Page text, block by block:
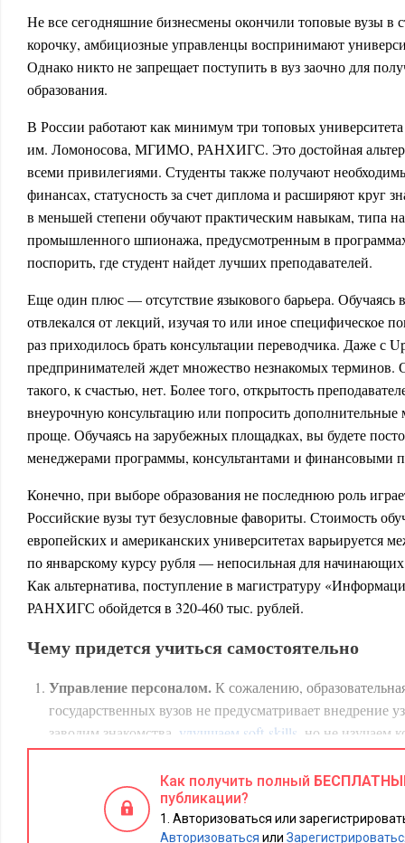
Не все сегодняшние бизнесмены окончили топовые вузы в
корочку, амбициозные управленцы воспринимают
Однако никто не запрещает поступить в вуз заочно для
образования.
В России работают как минимум три топовых
им. Ломоносова, МГИМО, РАНХИГС. Это достойная
всеми привилегиями. Студенты также получают
финансах, статусность за счет диплома и расширяют круг
в меньшей степени обучают практическим навыкам, типа
промышленного шпионажа, предусмотренным в
поспорить, где студент найдет лучших преподавателей.
Еще один плюс — отсутствие языкового барьера. Обучаясь
отвлекался от лекций, изучая то или иное специфическое
раз приходилось брать консультации переводчика. Даже с
предпринимателей ждет множество незнакомых терминов.
такого, к счастью, нет. Более того, открытость
внеурочную консультацию или попросить дополнительные
проще. Обучаясь на зарубежных площадках, вы будете
менеджерами программы, консультантами и финансовыми
Конечно, при выборе образования не последнюю роль
Российские вузы тут безусловные фавориты. Стоимость
европейских и американских университетах варьируется
по январскому курсу рубля — непосильная для
Как альтернатива, поступление в магистратуру
РАНХИГС обойдется в 320-460 тыс. рублей.
Чему придется учиться самостоятельно
Управление персоналом.К сожалению,
государственных вузов не предусматривает внедрение
заводим знакомства, улучшаем soft-skills , но не изучаем
поиска и найма персонала. Понимание рекрутмент-
собеседований, онбординг, создание мотивационной
составляющие HR-бренда познаются вне
Маркетинг. В вузе вы получите экономическое
Как получить полный
публикации?
Авторизоваться или
Авторизоваться или